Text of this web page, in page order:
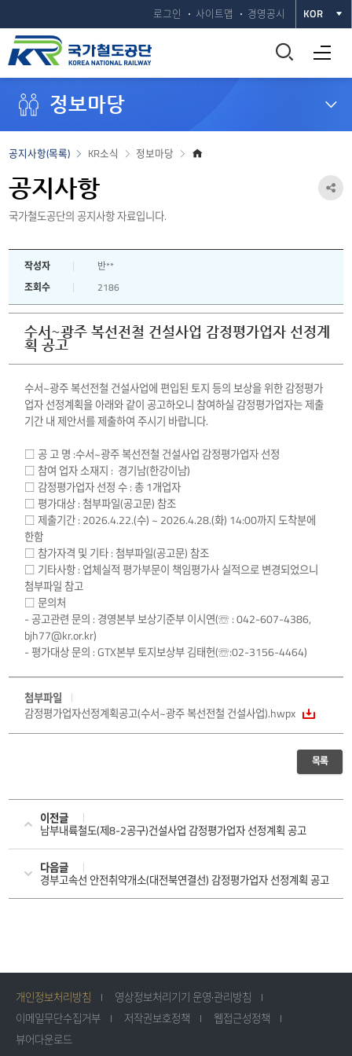
로그인 사이트맵 경영공시 KOR
통
합
기
전체메뉴 열기
정보마당
홈
정보마당
KR소식
공지사항(목록)
공지사항
국가철도공단의 공지사항 자료입니다.
공
작성자
반**
조회수
2186
수서~광주 복선전철 건설사업 감정평가업자 선정계
획 공고
수서~광주 복선전철 건설사업에 편입된 토지 등의 보상을 위한 감정평가
업자 선정계획을 아래와 같이 공고하오니 참여하실 감정평가업자는 제출
기간 내 제안서를 제출하여 주시기 바랍니다.
□ 공 고 명 :수서~광주 복선전철 건설사업 감정평가업자 선정
□ 참여 업자 소재지 : 경기남(한강이남)
□ 감정평가업자 선정 수 : 총 1개업자
□ 평가대상 : 첨부파일(공고문) 참조
□ 제출기간 : 2026.4.22.(수) ~ 2026.4.28.(화) 14:00까지 도착분에
한함
□ 참가자격 및 기타 : 첨부파일(공고문) 참조
□ 기타사항 : 업체실적 평가부문이 책임평가사 실적으로 변경되었으니
첨부파일 참고
□ 문의처
- 공고관련 문의 : 경영본부 보상기준부 이시연(☏ : 042-607-4386,
bjh77@kr.or.kr)
- 평가대상 문의 : GTX본부 토지보상부 김태헌(☏:02-3156-4464)
첨부파일
감정평가업자선정계획공고(수서~광주 복선전철 건설사업).hwpx
목록
이전글
남부내륙철도(제8-2공구)건설사업 감정평가업자 선정계획 공고
다음글
경부고속선 안전취약개소(대전북연결선) 감정평가업자 선정계획 공고
개인정보처리방침
영상정보처리기기 운영·관리방침
이메일무단수집거부
저작권보호정책
웹접근성정책
뷰어다운로드